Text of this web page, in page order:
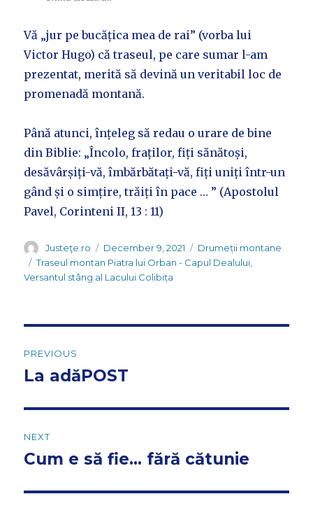
Vă „jur pe bucățica mea de rai” (vorba lui
Victor Hugo) că traseul, pe care sumar l-am
prezentat, merită să devină un veritabil loc de
promenadă montană.
Până atunci, înțeleg să redau o urare de bine
din Biblie: „Încolo, fraților, fiți sănătoși,
desăvârșiți-vă, îmbărbătați-vă, fiți uniți într-un
gând și o simțire, trăiți în pace … ” (Apostolul
Pavel, Corinteni II, 13 : 11)
Author
Justeţe.ro
Posted
on
December 9, 2021 Categories
Drumeții montane
Tags
Traseul montan Piatra lui Orban - Capul Dealului
Versantul stâng al Lacului Colibița
navigation
PREVIOUS
Previous
La adăPOST
NEXT
Next
Cum e să fie… fără cătunie